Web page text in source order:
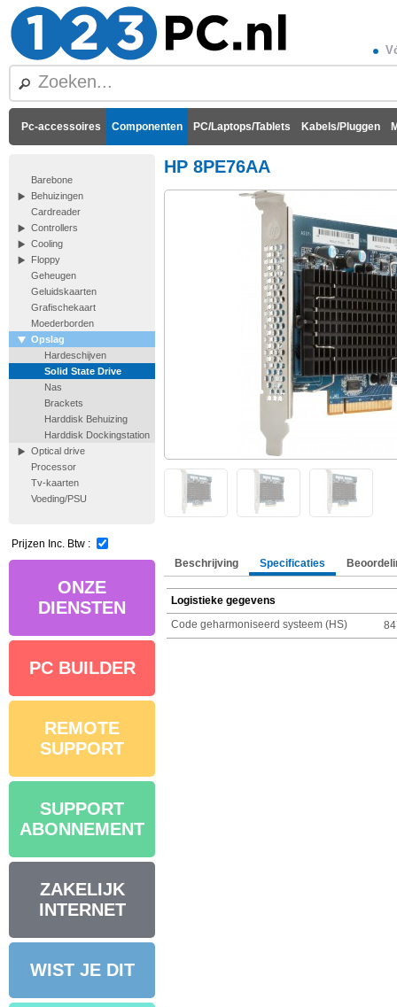
Pc-accessoires Componenten PC/Laptops/Tablets Kabels/Pluggen
Barebone
Behuizingen
Cardreader
Controllers
Cooling
Floppy
Geheugen
Geluidskaarten
Grafischekaart
Moederborden
Opslag
Hardeschijven
Solid State Drive
Nas
Brackets
Harddisk Behuizing
Harddisk Dockingstation
Optical drive
Processor
Tv-kaarten
Voeding/PSU
Prijzen Inc. Btw :
ONZE
DIENSTEN
PC BUILDER
REMOTE
SUPPORT
SUPPORT
ABONNEMENT
ZAKELIJK
INTERNET
WIST JE DIT
HP 8PE76AA
Beschrijving Specificaties
Logistieke gegevens
Code geharmoniseerd systeem (HS)